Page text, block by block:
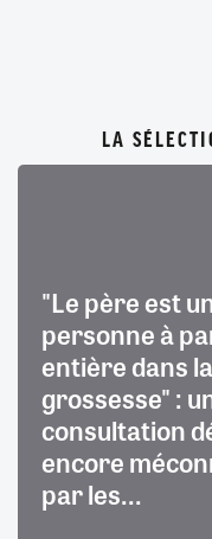
LA
"Le père est
personne à
entière dans la
grossesse" :
consultation
encore
par les...